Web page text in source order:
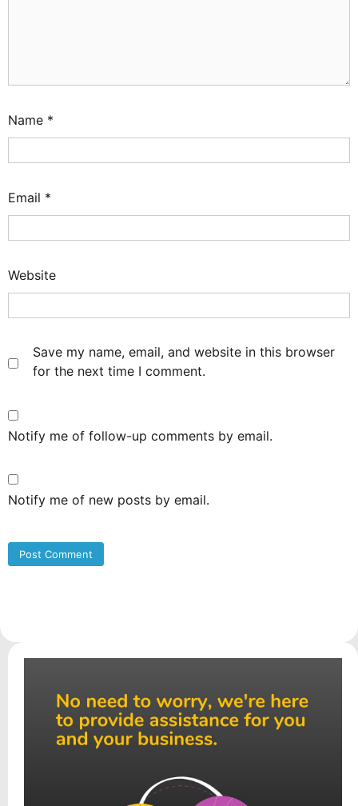
Name *
Email *
Website
Save my name, email, and website in this browser
for the next time I comment.
Notify me of follow-up comments by email.
Notify me of new posts by email.